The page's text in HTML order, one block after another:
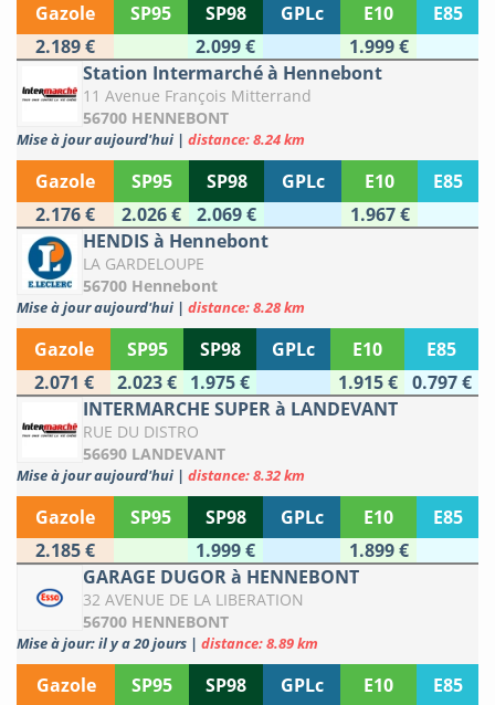
Gazole SP95 SP98 GPLc E10
E85
2.189 €
2.099 €
1.999 €
Station Intermarché à Hennebont
11 Avenue François Mitterrand
56700 HENNEBONT
Mise à jour aujourd'hui | distance: 8.24 km
Gazole SP95 SP98 GPLc E10
E85
2.176 €
2.026 € 2.069 €
1.967 €
HENDIS à Hennebont
LA GARDELOUPE
56700 Hennebont
Mise à jour aujourd'hui | distance: 8.28 km
Gazole SP95 SP98 GPLc E10
E85
2.071 €
2.023 € 1.975 € 1.915 €
0.797 €
INTERMARCHE SUPER à LANDEVANT
RUE DU DISTRO
56690 LANDEVANT
Mise à jour aujourd'hui | distance: 8.32 km
Gazole SP95 SP98 GPLc E10
E85
2.185 €
1.999 €
1.899 €
GARAGE DUGOR à HENNEBONT
32 AVENUE DE LA LIBERATION
56700 HENNEBONT
Mise à jour: il y a 20 jours | distance: 8.89 km
Gazole SP95 SP98 GPLc E10
E85